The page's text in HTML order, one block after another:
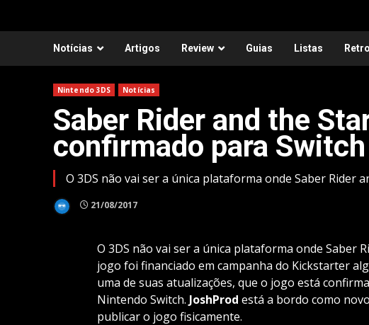
Notícias Artigos Review Guias Listas
Nintendo 3DS Notícias
Saber Rider and the
confirmado para Switch
O 3DS não vai ser a única plataforma onde Saber Rider
21/08/2017
O 3DS não vai ser a única plataforma onde Saber
jogo foi financiado em campanha do Kickstarter
uma de suas atualizações, que o jogo está
Nintendo Switch. JoshProd está a bordo como
publicar o jogo fisicamente.